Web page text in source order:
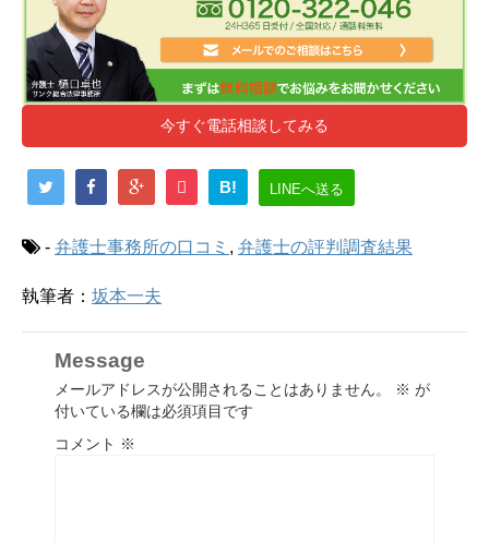
今すぐ電話相談してみる
B! LINEへ送る
- 弁護士事務所の口コミ , 弁護士の評判調査結果
執筆者： 坂本一夫
Message
メールアドレスが公開されることはありません。 ※ が
付いている欄は必須項目です
コメント ※